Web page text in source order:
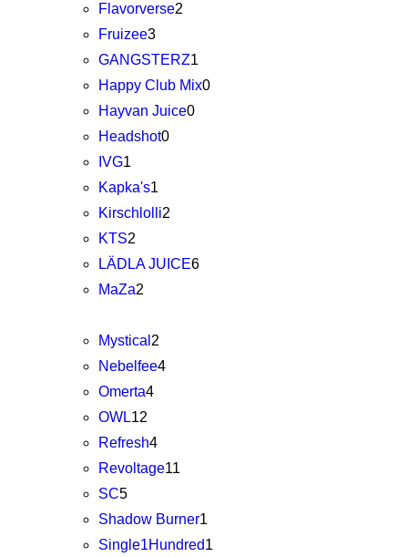
Flavorverse2
Fruizee3
GANGSTERZ1
Happy Club Mix0
Hayvan Juice0
Headshot0
IVG1
Kapka's1
Kirschlolli2
KTS2
LÄDLA JUICE6
MaZa2
Mystical 2
Nebelfee4
Omerta4
OWL12
Refresh4
Revoltage11
SC5
Shadow Burner1
Single1Hundred1